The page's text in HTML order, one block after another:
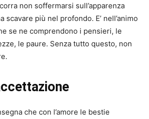
non soffermarsi sull’apparenza
scavare più nel profondo. E’ nell’animo
se ne comprendono i pensieri, le
le paure. Senza tutto questo, non
che con l’amore le bestie